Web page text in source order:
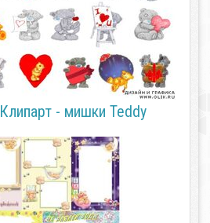
Клипарт - мишки Teddy